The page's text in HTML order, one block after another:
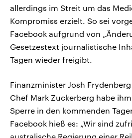
allerdings im Streit um das
Kompromiss erzielt. So sei
Facebook aufgrund von
Gesetzestext journalistische
Tagen wieder freigibt.
Finanzminister Josh
Chef Mark Zuckerberg habe
Sperre in den kommenden
Facebook hieß es: „Wir sind